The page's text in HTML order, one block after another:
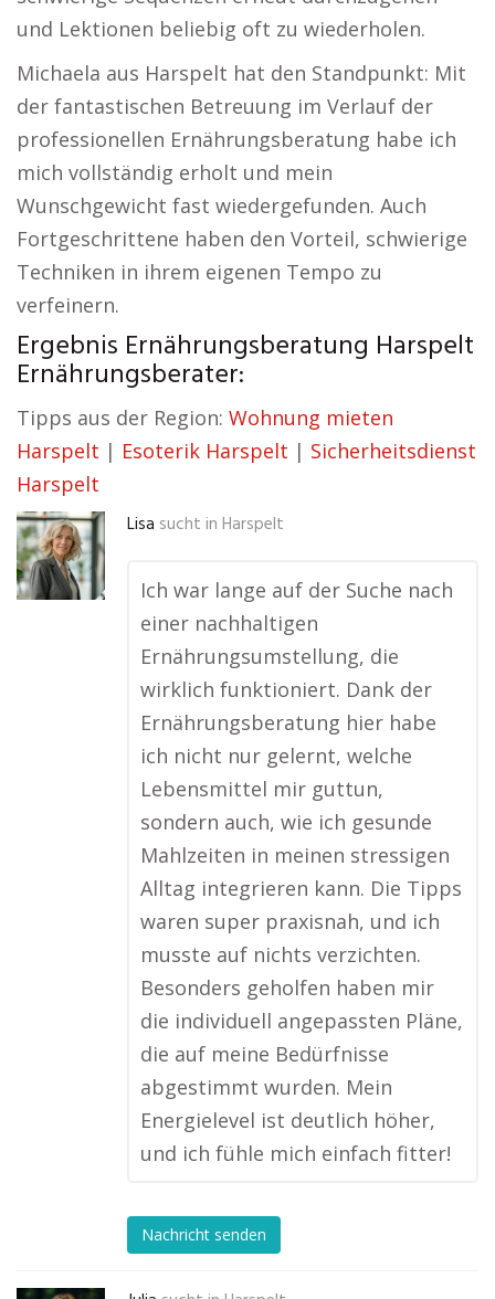
und Lektionen beliebig oft zu wiederholen.
Michaela aus Harspelt hat den Standpunkt: Mit
der fantastischen Betreuung im Verlauf der
professionellen Ernährungsberatung habe ich
mich vollständig erholt und mein
Wunschgewicht fast wiedergefunden. Auch
Fortgeschrittene haben den Vorteil, schwierige
Techniken in ihrem eigenen Tempo zu
verfeinern.
Ergebnis Ernährungsberatung Harspelt
Ernährungsberater:
Tipps aus der Region: Wohnung mieten
Harspelt | Esoterik Harspelt | Sicherheitsdienst
Harspelt
Lisa sucht in Harspelt
Ich war lange auf der Suche nach
einer nachhaltigen
Ernährungsumstellung, die
wirklich funktioniert. Dank der
Ernährungsberatung hier habe
ich nicht nur gelernt, welche
Lebensmittel mir guttun,
sondern auch, wie ich gesunde
Mahlzeiten in meinen stressigen
Alltag integrieren kann. Die Tipps
waren super praxisnah, und ich
musste auf nichts verzichten.
Besonders geholfen haben mir
die individuell angepassten Pläne,
die auf meine Bedürfnisse
abgestimmt wurden. Mein
Energielevel ist deutlich höher,
und ich fühle mich einfach fitter!
Nachricht senden